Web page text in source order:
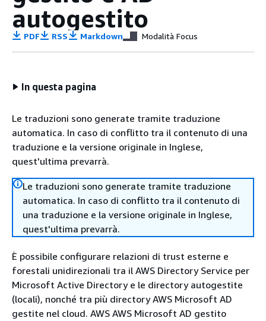
autogestito
PDF RSS Markdown Modalità Focus
In questa pagina
Le traduzioni sono generate tramite traduzione
automatica. In caso di conflitto tra il contenuto di una
traduzione e la versione originale in Inglese,
quest'ultima prevarrà.
Le traduzioni sono generate tramite traduzione
automatica. In caso di conflitto tra il contenuto di
una traduzione e la versione originale in Inglese,
quest'ultima prevarrà.
È possibile configurare relazioni di trust esterne e
forestali unidirezionali tra il AWS Directory Service per
Microsoft Active Directory e le directory autogestite
(locali), nonché tra più directory AWS Microsoft AD
gestite nel cloud. AWS AWS Microsoft AD gestito